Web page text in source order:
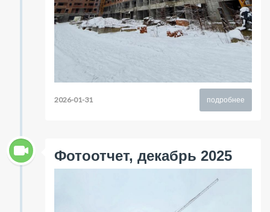
подробнее
2026-01-31
Фотоотчет, декабрь 2025